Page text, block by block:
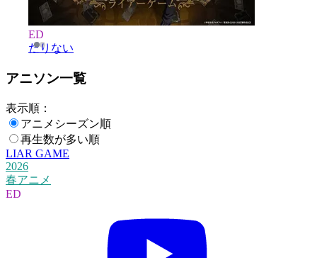
ED
たりない
アニソン一覧
表示順：
アニメシーズン順
再生数が多い順
LIAR GAME
2026
春アニメ
ED